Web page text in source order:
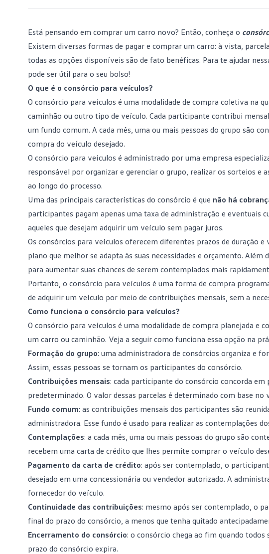
Está pensando em comprar um carro novo? Então, conheça o
Existem diversas formas de pagar e comprar um carro: à vista,
todas as opções disponíveis são de fato benéficas. Para te ajudar
pode ser útil para o seu bolso!
O que é o consórcio para veículos?
O consórcio para veículos é uma modalidade de compra coletiva na
caminhão ou outro tipo de veículo. Cada participante contribui
um fundo comum. A cada mês, uma ou mais pessoas do grupo são
compra do veículo desejado.
O consórcio para veículos é administrado por uma empresa
responsável por organizar e gerenciar o grupo, realizar os sorteios e
ao longo do processo.
Uma das principais características do consórcio é que não há
participantes pagam apenas uma taxa de administração e eventuais
aqueles que desejam adquirir um veículo sem pagar juros.
Os consórcios para veículos oferecem diferentes prazos de duração
plano que melhor se adapta às suas necessidades e orçamento.
para aumentar suas chances de serem contemplados mais
Portanto, o consórcio para veículos é uma forma de compra
de adquirir um veículo por meio de contribuições mensais, sem a
Como funciona o consórcio para veículos?
O consórcio para veículos é uma modalidade de compra planejada e
um carro ou caminhão. Veja a seguir como funciona essa opção na
Formação do grupo: uma administradora de consórcios organiza e
Assim, essas pessoas se tornam os participantes do consórcio.
Contribuições mensais: cada participante do consórcio concorda
predeterminado. O valor dessas parcelas é determinado com base no
Fundo comum: as contribuições mensais dos participantes são
administradora. Esse fundo é usado para realizar as contemplações
Contemplações: a cada mês, uma ou mais pessoas do grupo são
recebem uma carta de crédito que lhes permite comprar o veículo
Pagamento da carta de crédito: após ser contemplado, o
desejado em uma concessionária ou vendedor autorizado. A
fornecedor do veículo.
Continuidade das contribuições: mesmo após ser contemplado, o
final do prazo do consórcio, a menos que tenha quitado
Encerramento do consórcio: o consórcio chega ao fim quando todos
prazo do consórcio expira.